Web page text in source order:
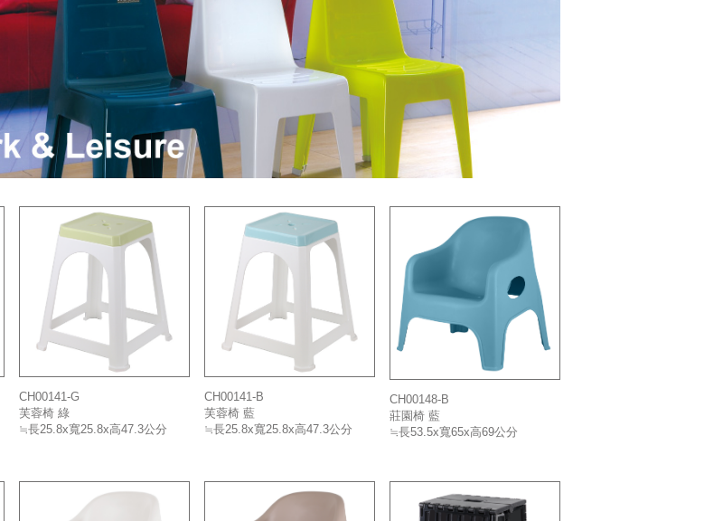
CH00141-G
芙蓉椅 綠
≒長25.8x寬25.8x高47.3公分
CH00141-B
芙蓉椅 藍
≒長25.8x寬25.8x高47.3公分
CH00148-B
莊園椅 藍
≒長53.5x寬65x高69公分